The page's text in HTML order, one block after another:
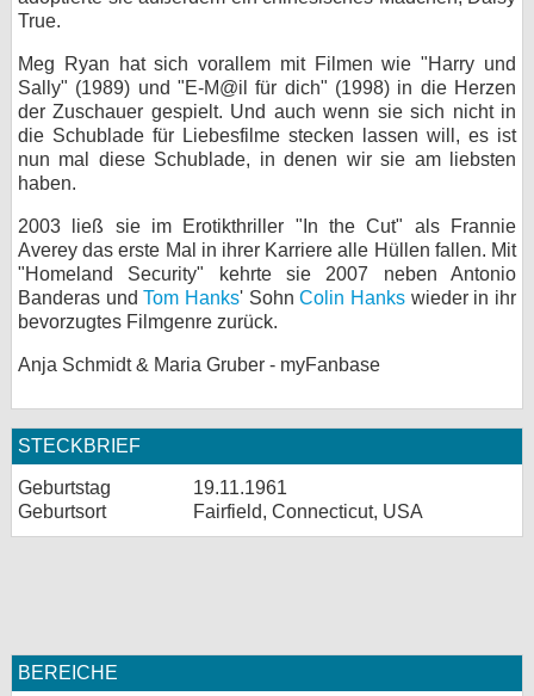
True.
Meg Ryan hat sich vorallem mit Filmen wie "Harry und
Sally" (1989) und "E-M@il für dich" (1998) in die Herzen
der Zuschauer gespielt. Und auch wenn sie sich nicht in
die Schublade für Liebesfilme stecken lassen will, es ist
nun mal diese Schublade, in denen wir sie am liebsten
haben.
2003 ließ sie im Erotikthriller "In the Cut" als Frannie
Averey das erste Mal in ihrer Karriere alle Hüllen fallen. Mit
"Homeland Security" kehrte sie 2007 neben Antonio
Banderas undTom Hanks' SohnColin Hanks wieder in ihr
bevorzugtes Filmgenre zurück.
Anja Schmidt & Maria Gruber - myFanbase
STECKBRIEF
Geburtstag
19.11.1961
Geburtsort
Fairfield, Connecticut, USA
BEREICHE